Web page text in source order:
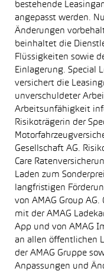
bestehende
angepasst werden.
Änderungen
beinhaltet die
Flüssigkeiten sowie
Einlagerung. Special
versichert die
unverschuldeter
Arbeitsunfähigkeit
Risikoträgerin der
Gesellschaft AG.
Care
Laden zum
langfristigen
von AMAG Group
mit der AMAG
App und von AMAG
an allen öffentlichen
der AMAG Gruppe
Anpassungen und